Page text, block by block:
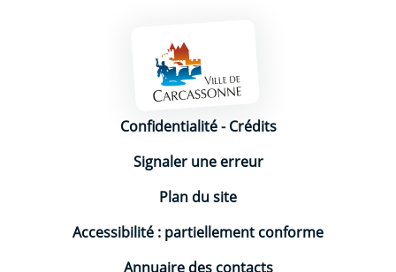
Mentions légales
Confidentialité-Crédits
Signaler une erreur
Plan du site
Accessibilité : partiellement conforme
Annuaire des contacts